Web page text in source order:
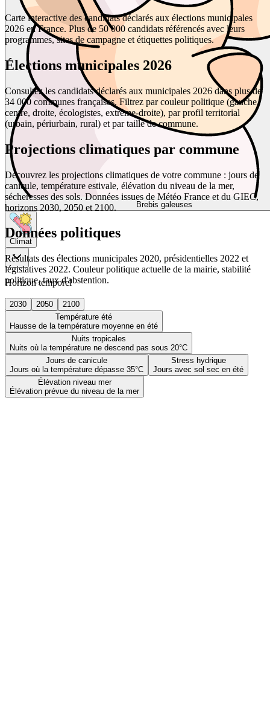
Brebis galeuses
Climat
Horizon temporel
2030 2050
2100
Température été
Hausse de la température moyenne en été
Nuits tropicales
Nuits où la température ne descend pas sous 20°C
Jours de canicule
Jours où la température dépasse 35°C
Stress hydrique
Jours avec sol sec en été
Élévation niveau mer
Élévation prévue du niveau de la mer
Carte interactive des candidats déclarés aux élections municipales
2026 en France. Plus de 50 000 candidats référencés avec leurs
programmes, sites de campagne et étiquettes politiques.
Élections municipales 2026
Consultez les candidats déclarés aux municipales 2026 dans plus de
34 000 communes françaises. Filtrez par couleur politique (gauche,
centre, droite, écologistes, extrême-droite), par profil territorial
(urbain, périurbain, rural) et par taille de commune.
Projections climatiques par commune
Découvrez les projections climatiques de votre commune : jours de
canicule, température estivale, élévation du niveau de la mer,
sécheresses des sols. Données issues de Météo France et du GIEC,
horizons 2030, 2050 et 2100.
Données politiques
Résultats des élections municipales 2020, présidentielles 2022 et
législatives 2022. Couleur politique actuelle de la mairie, stabilité
politique, taux d'abstention.